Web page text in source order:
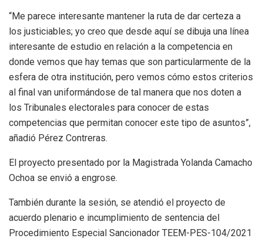
“Me parece interesante mantener la ruta de dar certeza a
los justiciables; yo creo que desde aquí se dibuja una línea
interesante de estudio en relación a la competencia en
donde vemos que hay temas que son particularmente de la
esfera de otra institución, pero vemos cómo estos criterios
al final van uniformándose de tal manera que nos doten a
los Tribunales electorales para conocer de estas
competencias que permitan conocer este tipo de asuntos”,
añadió Pérez Contreras.
El proyecto presentado por la Magistrada Yolanda Camacho
Ochoa se envió a engrose.
También durante la sesión, se atendió el proyecto de
acuerdo plenario e incumplimiento de sentencia del
Procedimiento Especial Sancionador TEEM-PES-104/2021